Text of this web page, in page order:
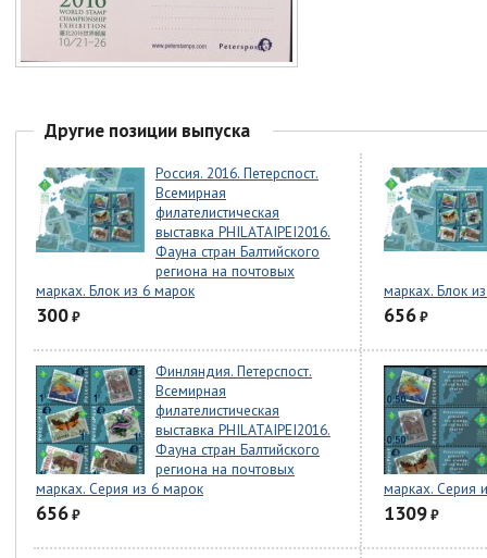
Другие позиции выпуска
Россия. 2016. Петерспост.
Всемирная
филателистическая
выставка PHILATAIPEI2016.
Фауна стран Балтийского
региона на почтовых
марках. Блок из 6 марок
300₽
марках. Блок
656₽
Финляндия. Петерспост.
Всемирная
филателистическая
выставка PHILATAIPEI2016.
Фауна стран Балтийского
региона на почтовых
марках. Серия из 6 марок
656₽
марках. Серия
1309₽